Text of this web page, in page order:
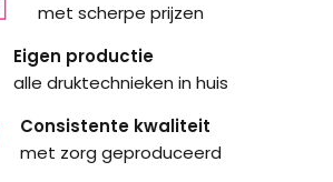
met scherpe prijzen
Eigen productie
alle druktechnieken in huis
Consistente kwaliteit
met zorg geproduceerd